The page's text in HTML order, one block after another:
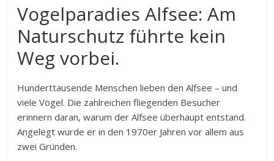
Vogelparadies Alfsee: Am
Naturschutz führte kein
Weg vorbei.
Hunderttausende Menschen lieben den Alfsee – und
viele Vögel. Die zahlreichen fliegenden Besucher
erinnern daran, warum der Alfsee überhaupt entstand.
Angelegt wurde er in den 1970er Jahren vor allem aus
zwei Gründen.